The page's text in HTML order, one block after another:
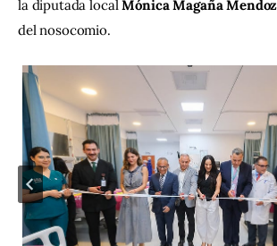
la diputada local Mónica Magaña
del nosocomio.